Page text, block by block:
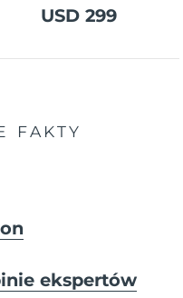
USD 299
FAKTY
ekspertów